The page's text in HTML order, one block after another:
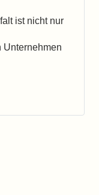
ist nicht nur
Unternehmen